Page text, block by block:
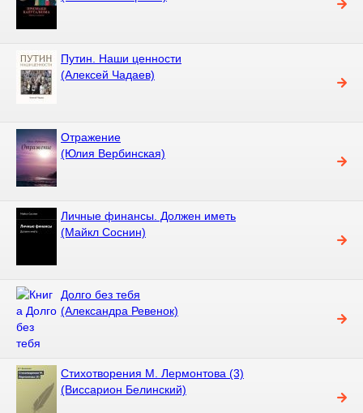
Путин. Наши ценности
(Алексей Чадаев)
Отражение
(Юлия Вербинская)
Личные финансы. Должен иметь
(Майкл Соснин)
Долго без тебя
(Александра Ревенок)
Стихотворения М. Лермонтова (3)
(Виссарион Белинский)